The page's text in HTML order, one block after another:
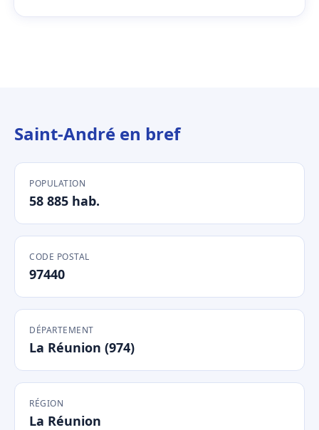
Saint-André en bref
POPULATION
58 885 hab.
CODE POSTAL
97440
DÉPARTEMENT
La Réunion (974)
RÉGION
La Réunion